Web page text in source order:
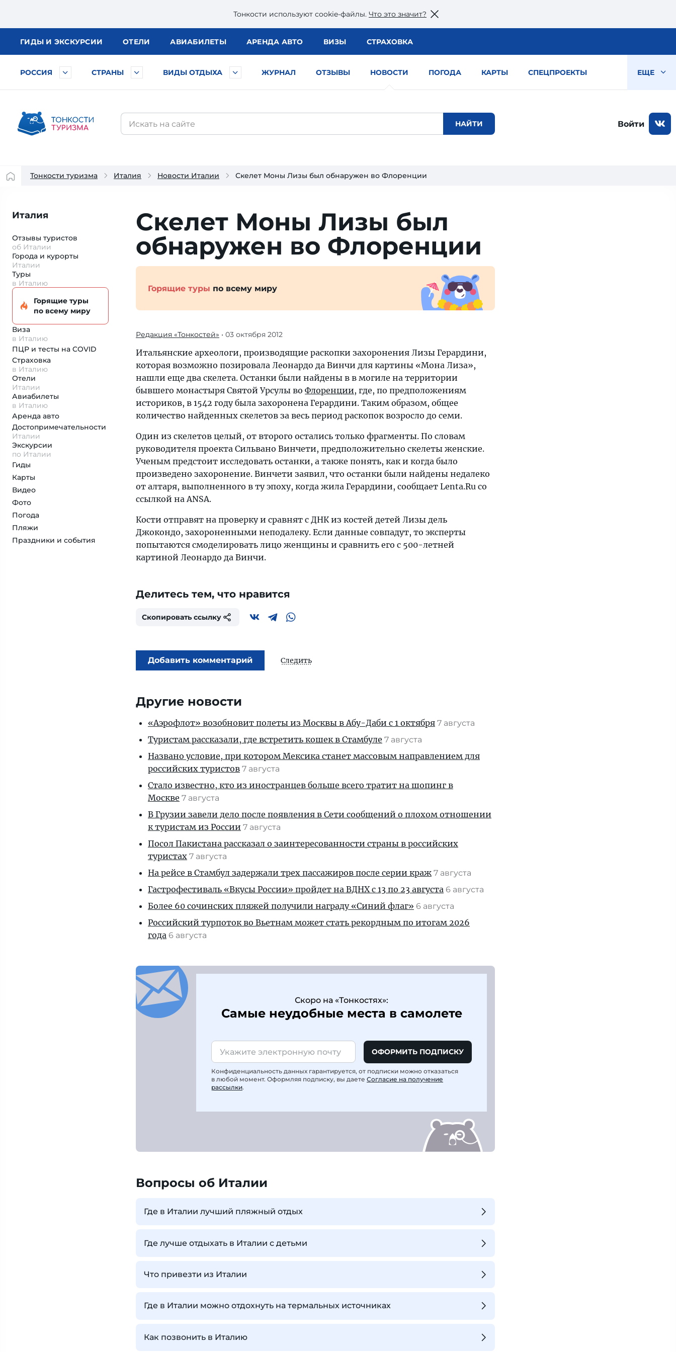
Тонкости используют сookie-файлы. Что это значит?
ГИДЫ И ЭКСКУРСИИ ОТЕЛИ АВИАБИЛЕТЫ АРЕНДА АВТО ВИЗЫ СТРАХОВКА
РОССИЯ СТРАНЫ ВИДЫ ОТДЫХА ЖУРНАЛ ОТЗЫВЫ НОВОСТИ ПОГОДА КАРТЫ СПЕЦПРОЕКТЫ ЕЩЕ
Войти
Тонкости туризма Италия Новости Италии Скелет Моны Лизы был обнаружен во Флоренции
Италия
Отзывы туристов
об Италии
Города и курорты
Италии
Туры
в Италию
Горящие туры
по всему миру
Виза
в Италию
ПЦР и тесты на COVID
Страховка
в Италию
Отели
Италии
Авиабилеты
в Италию
Аренда авто
Достопримеча­тельности
Италии
Экскурсии
по Италии
Гиды
Карты
Видео
Фото
Погода
Пляжи
Праздники и события
Скелет Моны Лизы был
обнаружен во Флоренции
Горящие туры по всему миру
Редакция «Тонкостей» • 03 октября 2012
Итальянские археологи, производящие раскопки захоронения Лизы Герардини,
которая возможно позировала Леонардо да Винчи для картины «Мона Лиза»,
нашли еще два скелета. Останки были найдены в в могиле на территории
бывшего монастыря Святой Урсулы во Флоренции, где, по предположениям
историков, в 1542 году была захоронена Герардини. Таким образом, общее
количество найденных скелетов за весь период раскопок возросло до семи.
Один из скелетов целый, от второго остались только фрагменты. По словам
руководителя проекта Сильвано Винчети, предположительно скелеты женские.
Ученым предстоит исследовать останки, а также понять, как и когда было
произведено захоронение. Винчети заявил, что останки были найдены недалеко
от алтаря, выполненного в ту эпоху, когда жила Герардини, сообщает Lenta.Ru со
ссылкой на ANSA.
Кости отправят на проверку и сравнят с ДНК из костей детей Лизы дель
Джокондо, захороненными неподалеку. Если данные совпадут, то эксперты
попытаются смоделировать лицо женщины и сравнить его с 500-летней
картиной Леонардо да Винчи.
Делитесь тем, что нравится
Скопировать ссылку
Добавить комментарий Следить
Другие новости
«Аэрофлот» возобновит полеты из Москвы в Абу-Даби с 1 октября 7 августа
Туристам рассказали, где встретить кошек в Стамбуле 7 августа
Названо условие, при котором Мексика станет массовым направлением для
российских туристов 7 августа
Стало известно, кто из иностранцев больше всего тратит на шопинг в
Москве 7 августа
В Грузии завели дело после появления в Сети сообщений о плохом отношении
к туристам из России 7 августа
Посол Пакистана рассказал о заинтересованности страны в российских
туристах 7 августа
На рейсе в Стамбул задержали трех пассажиров после серии краж 7 августа
Гастрофестиваль «Вкусы России» пройдет на ВДНХ с 13 по 23 августа 6 августа
Более 60 сочинских пляжей получили награду «Синий флаг» 6 августа
Российский турпоток во Вьетнам может стать рекордным по итогам 2026
года 6 августа
Скоро на «Тонкостях»:
Самые неудобные места в самолете
ОФОРМИТЬ ПОДПИСКУ
Конфиденциальность данных гарантируется, от подписки можно отказаться
в любой момент. Оформляя подписку, вы даете Согласие на получение
рассылки.
Вопросы об Италии
Где в Италии лучший пляжный отдых
Где лучше отдыхать в Италии с детьми
Что привезти из Италии
Где в Италии можно отдохнуть на термальных источниках
Как позвонить в Италию